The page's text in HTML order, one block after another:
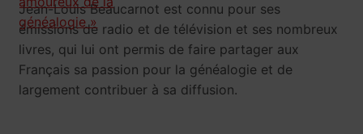
Jean-Louis Beaucarnot est connu pour ses
émissions de radio et de télévision et ses nombreux
livres, qui lui ont permis de faire partager aux
Français sa passion pour la généalogie et de
largement contribuer à sa diffusion.